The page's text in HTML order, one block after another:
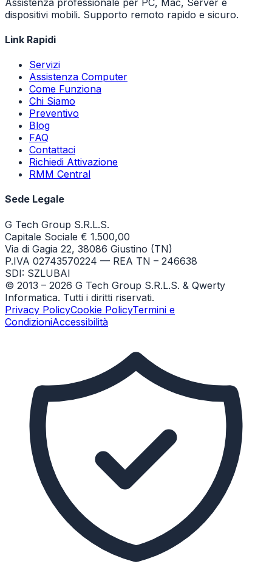
dispositivi mobili. Supporto remoto rapido e sicuro.
Link Rapidi
Servizi
Assistenza Computer
Come Funziona
Chi Siamo
Preventivo
Blog
FAQ
Contattaci
Richiedi Attivazione
RMM Central
Sede Legale
G Tech Group S.R.L.S.
Capitale Sociale € 1.500,00
Via di Gagia 22, 38086 Giustino (TN)
P.IVA 02743570224 — REA TN – 246638
SDI: SZLUBAI
© 2013 – 2026 G Tech Group S.R.L.S. & Qwerty
Informatica. Tutti i diritti riservati.
Privacy PolicyCookie PolicyTermini e
CondizioniAccessibilità